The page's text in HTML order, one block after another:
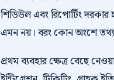
শিডিউল এবং রিপোর্টিং
এমন নয়। বরং কোন অংশে তথ্য
প্রথম ব্যবহার ক্ষেত্র বেছে